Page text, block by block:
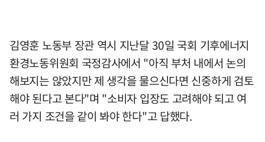
김영훈 노동부 장관 역시 지난달 30일 국회 기후에너지
환경노동위원회 국정감사에서 "아직 부처 내에서 논의
해보지는 않았지만 제 생각을 물으신다면 신중하게 검토
해야 된다고 본다"며 "소비자 입장도 고려해야 되고 여
러 가지 조건을 같이 봐야 한다"고 답했다.